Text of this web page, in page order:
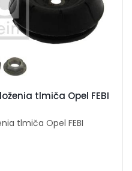
tlmiča Opel FEBI
tlmiča Opel FEBI